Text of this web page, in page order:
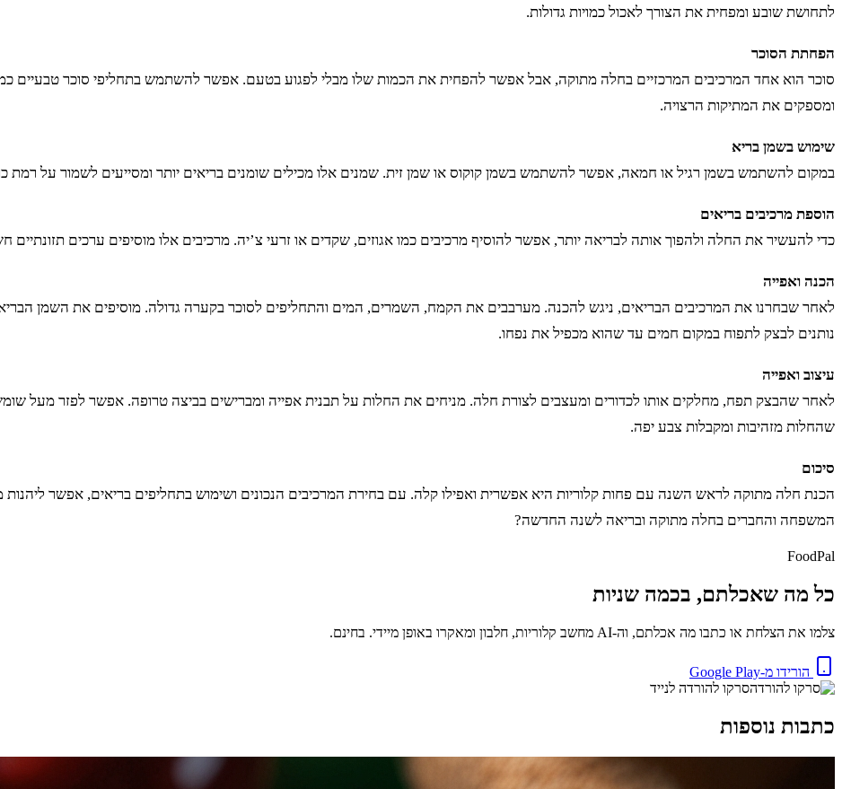
לתחושת שובע ומפחית את הצורך לאכול כמויות גדולות.
הפחתת הסוכר
סוכר הוא אחד המרכיבים המרכזיים בחלה מתוקה, אבל אפשר להפחית את הכמות שלו מבלי לפגוע בטעם. אפשר להשתמש בתחליפי סוכר טבעיים כמו
ומספקים את המתיקות הרצויה.
שימוש בשמן בריא
במקום להשתמש בשמן רגיל או חמאה, אפשר להשתמש בשמן קוקוס או שמן זית. שמנים אלו מכילים שומנים בריאים יותר ומסייעים לשמור על רמת
הוספת מרכיבים בריאים
כדי להעשיר את החלה ולהפוך אותה לבריאה יותר, אפשר להוסיף מרכיבים כמו אגוזים, שקדים או זרעי צ’יה. מרכיבים אלו מוסיפים ערכים תזונתיים
הכנה ואפייה
לאחר שבחרנו את המרכיבים הבריאים, ניגש להכנה. מערבבים את הקמח, השמרים, המים והתחליפים לסוכר בקערה גדולה. מוסיפים את השמן
נותנים לבצק לתפוח במקום חמים עד שהוא מכפיל את נפחו.
עיצוב ואפייה
שהחלות מזהיבות ומקבלות צבע יפה.
סיכום
הכנת חלה מתוקה לראש השנה עם פחות קלוריות היא אפשרית ואפילו קלה. עם בחירת המרכיבים הנכונים ושימוש בתחליפים בריאים, אפשר
המשפחה והחברים בחלה מתוקה ובריאה לשנה החדשה?
FoodPal
כל מה שאכלתם, בכמה שניות
צלמו את הצלחת או כתבו מה אכלתם, וה-AI מחשב קלוריות, חלבון ומאקרו באופן מיידי. בחינם.
הורידו מ-Google Play
סרקו להורדה לנייד
כתבות נוספות